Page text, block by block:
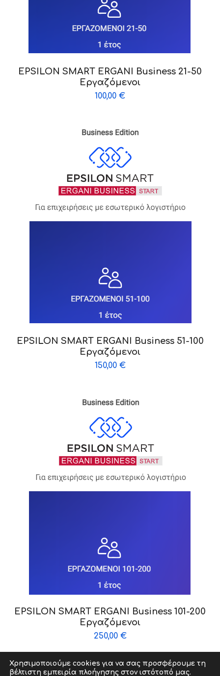
EPSILON SMART ERGANI Business 21-50
Εργαζόμενοι
100,00 €
EPSILON SMART ERGANI Business 51-100
Εργαζόμενοι
150,00 €
EPSILON SMART ERGANI Business 101-200
Εργαζόμενοι
250,00 €
Χρησιμοποιούμε cookies για να σας προσφέρουμε τη
βέλτιστη εμπειρία πλοήγησης στον ιστότοπό μας.